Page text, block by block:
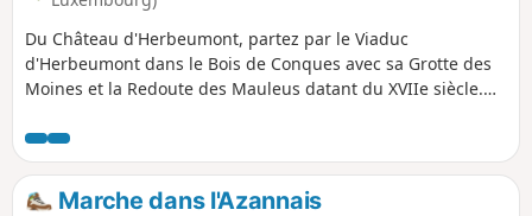
Du Château d'Herbeumont, partez par le Viaduc
d'Herbeumont dans le Bois de Conques avec sa Grotte des
Moines et la Redoute des Mauleus datant du XVIIe siècle.
revenez par le Bois de Sainte-Cécile et le point de vue de
Libaipire donnant sur le Tombeau du Chevalier et le
Château d'Herbeumont.
Marche dans l'Azannais